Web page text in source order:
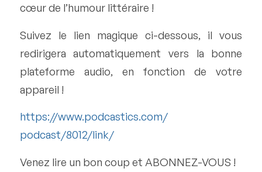
cœur de l’humour littéraire !
Suivez le lien magique ci-dessous, il vous
redirigera automatiquement vers la bonne
plateforme audio, en fonction de votre
appareil !
https://www.podcastics.com/
podcast/8012/link/
Venez lire un bon coup et ABONNEZ-VOUS !